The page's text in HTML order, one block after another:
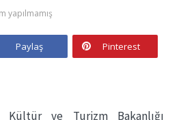
yapılmamış
Paylaş Pinterest
Kültür ve Turizm Bakanlığı